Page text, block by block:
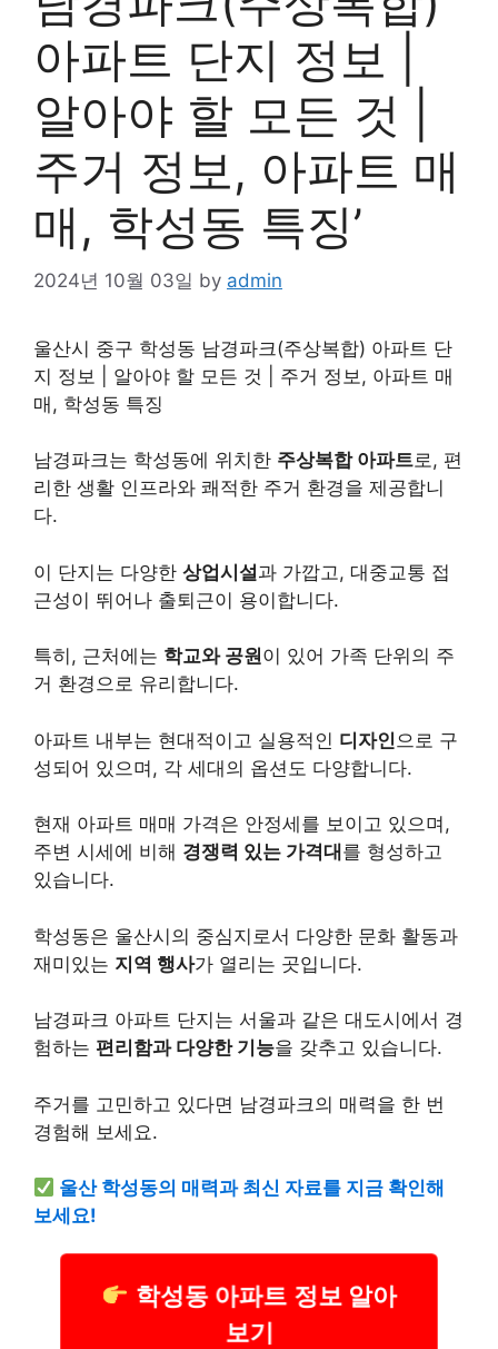
아파트 단지 정보 |
알아야 할 모든 것 |
주거 정보, 아파트 매
매, 학성동 특징’
2024년 10월 03일 by admin
울산시 중구 학성동 남경파크(주상복합) 아파트 단
지 정보 | 알아야 할 모든 것 | 주거 정보, 아파트 매
매, 학성동 특징
남경파크는 학성동에 위치한 주상복합 아파트로, 편
리한 생활 인프라와 쾌적한 주거 환경을 제공합니
다.
이 단지는 다양한 상업시설과 가깝고, 대중교통 접
근성이 뛰어나 출퇴근이 용이합니다.
특히, 근처에는 학교와 공원이 있어 가족 단위의 주
거 환경으로 유리합니다.
아파트 내부는 현대적이고 실용적인 디자인 으로 구
성되어 있으며, 각 세대의 옵션도 다양합니다.
현재 아파트 매매 가격은 안정세를 보이고 있으며,
주변 시세에 비해 경쟁력 있는 가격대 를 형성하고
있습니다.
학성동은 울산시의 중심지로서 다양한 문화 활동과
재미있는 지역 행사가 열리는 곳입니다.
남경파크 아파트 단지는 서울과 같은 대도시에서 경
험하는 편리함과 다양한 기능을 갖추고 있습니다.
주거를 고민하고 있다면 남경파크의 매력을 한 번
경험해 보세요.
울산 학성동의 매력과 최신 자료를 지금 확인해
보세요!
학성동 아파트 정보 알아
보기